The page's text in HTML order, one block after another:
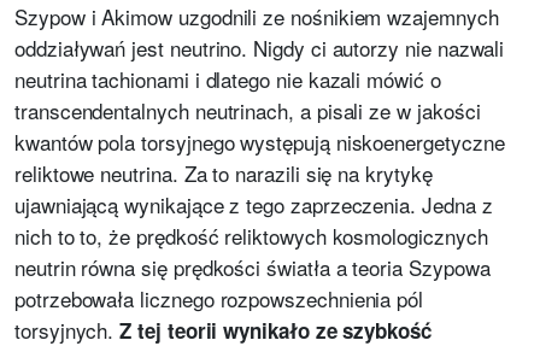
Szypow i Akimow uzgodnili ze nośnikiem wzajemnych
oddziaływań jest neutrino. Nigdy ci autorzy nie nazwali
neutrina tachionami i dlatego nie kazali mówić o
transcendentalnych neutrinach, a pisali ze w jakości
kwantów pola torsyjnego występują niskoenergetyczne
reliktowe neutrina. Za to narazili się na krytykę
ujawniającą wynikające z tego zaprzeczenia. Jedna z
nich to to, że prędkość reliktowych kosmologicznych
neutrin równa się prędkości światła a teoria Szypowa
potrzebowała licznego rozpowszechnienia pól
torsyjnych.Z tej teorii wynikało ze szybkość